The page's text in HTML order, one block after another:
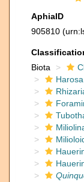
AphiaID
905810
Biota
Harosa